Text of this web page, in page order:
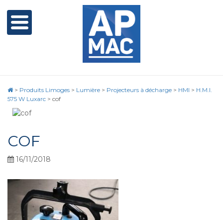
> Produits Limoges > Lumière > Projecteurs à décharge > HMI > H.M.I.
575 W Luxarc > cof
COF
16/11/2018